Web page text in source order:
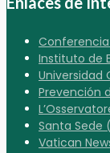
Conferencia
Instituto de
Universidad
Prevención
Santa Sede
Vatican